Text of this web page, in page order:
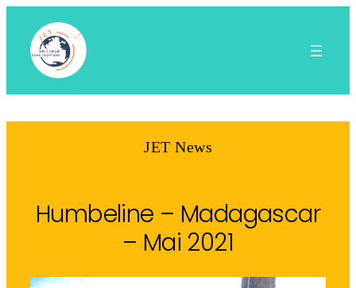
contenu
JET News
Humbeline – Madagascar
– Mai 2021